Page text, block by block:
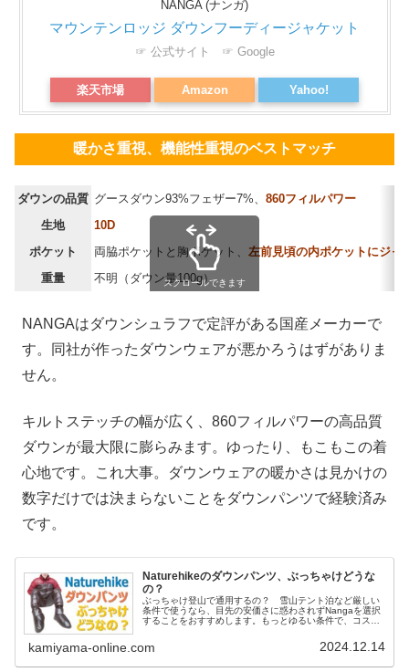
NANGA (ナンガ)
マウンテンロッジ ダウンフーディージャケット
☞ 公式サイト ☞ Google
楽天市場 Amazon Yahoo!
暖かさ重視、機能性重視のベストマッチ
ダウンの品質 グースダウン93%フェザー7%、 860フィルパワー
生地
10D
ポケット
両脇ポケットと胸ポケット、 左前見頃の内ポケットにジャ
重量
不明（ダウン量100g）
スクロールできます
NANGAはダウンシュラフで定評がある国産メーカーで
す。同社が作ったダウンウェアが悪かろうはずがありま
せん。
キルトステッチの幅が広く、860フィルパワーの高品質
ダウンが最大限に膨らみます。ゆったり、もこもこの着
心地です。これ大事。ダウンウェアの暖かさは見かけの
数字だけでは決まらないことをダウンパンツで経験済み
です。
Naturehikeのダウンパンツ、ぶっちゃけどうな
の？
ぶっちゃけ登山で通用するの？ 雪山テント泊など厳しい
条件で使うなら、目先の安価さに惑わされずNangaを選択
することをおすすめします。もっとゆるい条件で、コスト
kamiyama-online.com 2024.12.14